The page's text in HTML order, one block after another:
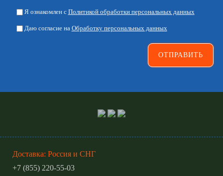
Я ознакомлен с Политикой обработки персональных данных
Даю согласие на Обработку персональных данных
Доставка: Россия и СНГ
+7 (855) 220-55-03